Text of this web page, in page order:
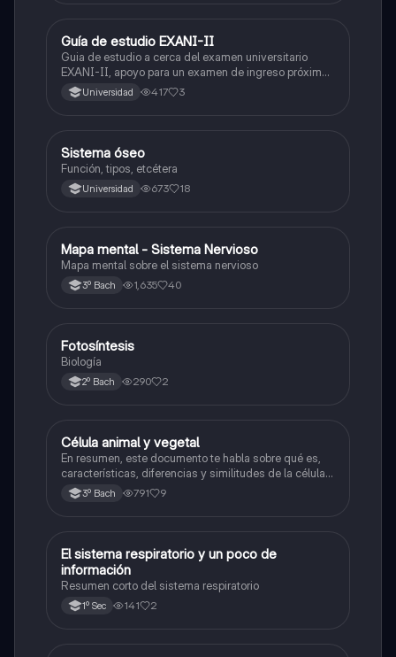
Historia
Guía de estudio EXANI-II
Guia de estudio a cerca del examen universitario
EXANI-II, apoyo para un examen de ingreso próximo
2026.Universidad 417 3
Biología
Sistema óseo
Función, tipos, etcétera
Universidad 673 18
Biología
Mapa mental - Sistema Nervioso
Mapa mental sobre el sistema nervioso
3º Bach 1,635 40
Biología
Fotosíntesis
Biología
2º Bach 290 2
Biología
Célula animal y vegetal
En resumen, este documento te habla sobre qué es,
características, diferencias y similitudes de la célula
animal y célula vegetal.💗
3º Bach 791 9
Biología
El sistema respiratorio y un poco de
información
Resumen corto del sistema respiratorio
1º Sec 141 2